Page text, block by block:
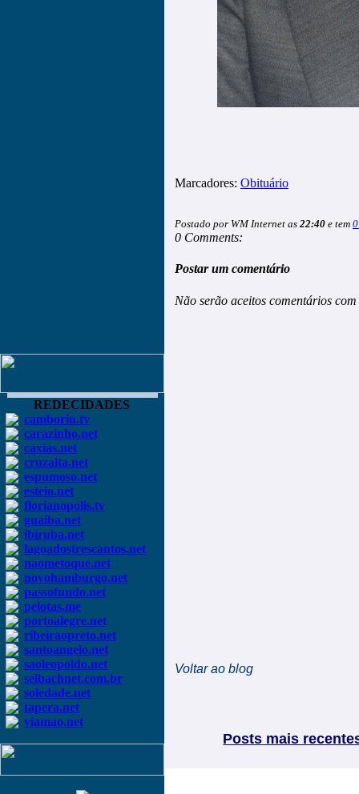
REDECIDADES
camboriu.tv
carazinho.net
caxias.net
cruzalta.net
espumoso.net
esteio.net
florianopolis.tv
guaiba.net
ibiruba.net
lagoadostrescantos.net
naometoque.net
novohamburgo.net
passofundo.net
pelotas.me
portoalegre.net
ribeiraopreto.net
santoangelo.net
saoleopoldo.net
selbachnet.com.br
soledade.net
tapera.net
viamao.net
Marcadores: Obituário
Postado por WM Internet as 22:40 e tem
0 Comments:
Postar um comentário
Não serão aceitos comentários
Voltar ao blog
Posts mais